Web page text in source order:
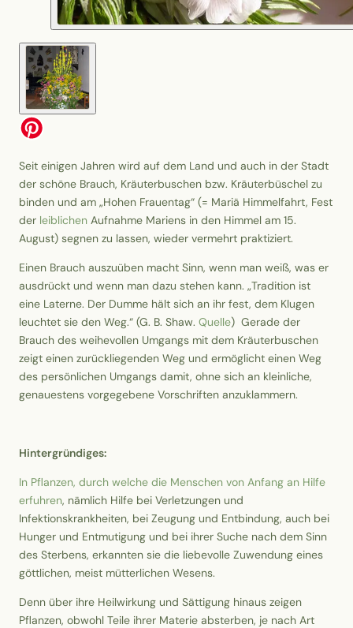
Seit einigen Jahren wird auf dem Land und auch in der Stadt
der schöne Brauch, Kräuterbuschen bzw. Kräuterbüschel zu
binden und am „Hohen Frauentag“ (= Mariä Himmelfahrt, Fest
der leiblichen Aufnahme Mariens in den Himmel am 15.
August) segnen zu lassen, wieder vermehrt praktiziert.
Einen Brauch auszuüben macht Sinn, wenn man weiß, was er
ausdrückt und wenn man dazu stehen kann. „Tradition ist
eine Laterne. Der Dumme hält sich an ihr fest, dem Klugen
leuchtet sie den Weg.“ (G. B. Shaw. Quelle) Gerade der
Brauch des weihevollen Umgangs mit dem Kräuterbuschen
zeigt einen zurückliegenden Weg und ermöglicht einen Weg
des persönlichen Umgangs damit, ohne sich an kleinliche,
genauestens vorgegebene Vorschriften anzuklammern.
Hintergründiges:
In Pflanzen, durch welche die Menschen von Anfang an Hilfe
erfuhren, nämlich Hilfe bei Verletzungen und
Infektionskrankheiten, bei Zeugung und Entbindung, auch bei
Hunger und Entmutigung und bei ihrer Suche nach dem Sinn
des Sterbens, erkannten sie die liebevolle Zuwendung eines
göttlichen, meist mütterlichen Wesens.
Denn über ihre Heilwirkung und Sättigung hinaus zeigen
Pflanzen, obwohl Teile ihrer Materie absterben, je nach Art